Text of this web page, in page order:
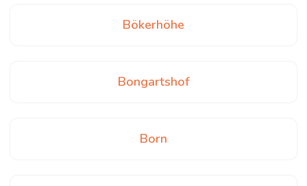
Bökerhöhe
Bongartshof
Born